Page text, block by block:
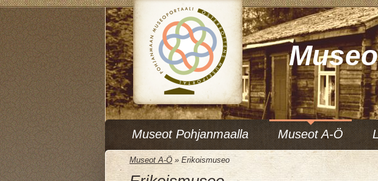
Museot Pohjanmaalla Museot A-Ö
Museot A-Ö » Erikoismuseo